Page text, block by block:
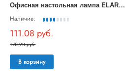
О
фисная настольная лампа ELARA TL90220
Наличие:
111.08 руб.
170.90 руб.
В корзину